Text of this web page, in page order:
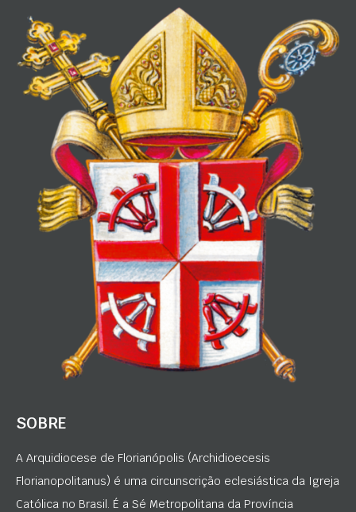
SOBRE
A Arquidiocese de Florianópolis (Archidioecesis
Florianopolitanus) é uma circunscrição eclesiástica da Igreja
Católica no Brasil. É a Sé Metropolitana da Província